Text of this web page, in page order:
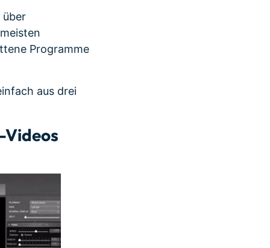
über
Programme
aus drei